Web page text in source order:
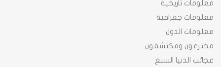
معلومات تاريخية
معلومات جغرافية
معلومات الدول
مخترعون ومكتشفون
عجائب الدنيا السبع